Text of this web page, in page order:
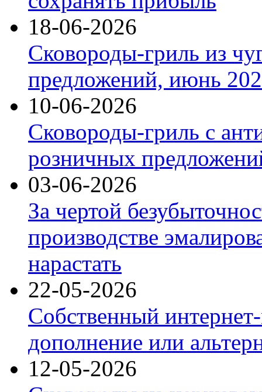
18-06-2026
Сковороды-гриль из
предложений, июнь
10-06-2026
Сковороды-гриль с
розничных
03-06-2026
За чертой
производстве
нарастать
22-05-2026
Собственный
дополнение или
12-05-2026